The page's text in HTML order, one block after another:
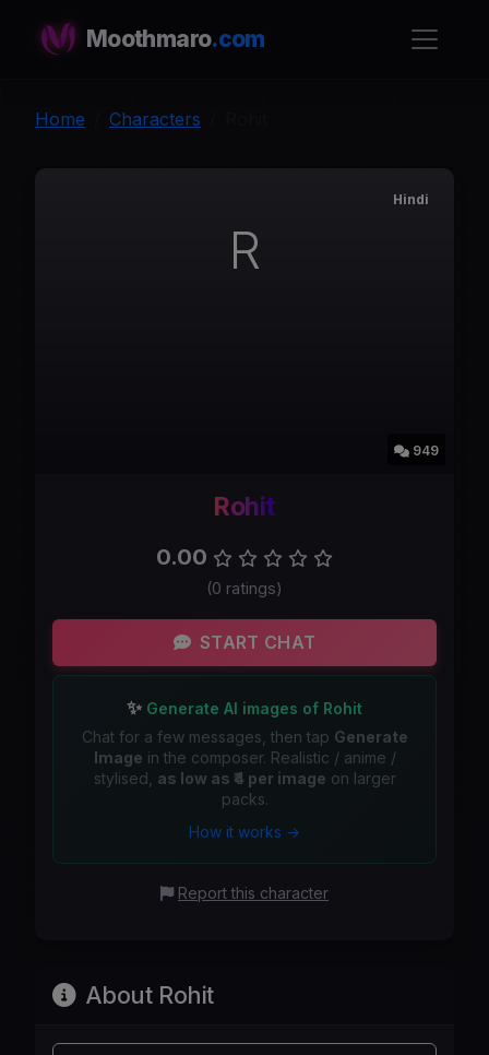
Moothmaro.com
Home Characters
R
949
Hindi
Rohit
0.00
(0 ratings)
START CHAT
✨ Generate AI images of Rohit
Chat for a few messages, then tap Generate
Image in the composer. Realistic / anime /
stylised, as low as ₹4 per image on larger
packs.
How it works →
Report this character
About Rohit